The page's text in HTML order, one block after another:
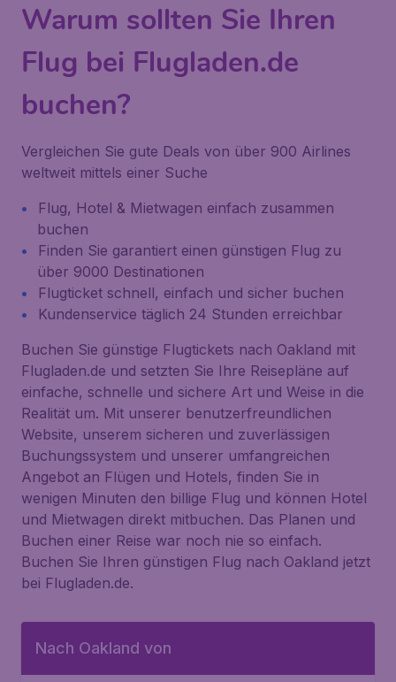
Warum sollten Sie Ihren
Flug bei Flugladen.de
buchen?
Vergleichen Sie gute Deals von über 900 Airlines
weltweit mittels einer Suche
Flug, Hotel & Mietwagen einfach zusammen
buchen
Finden Sie garantiert einen günstigen Flug zu
über 9000 Destinationen
Flugticket schnell, einfach und sicher buchen
Kundenservice täglich 24 Stunden erreichbar
Buchen Sie günstige Flugtickets nach Oakland mit
Flugladen.de und setzten Sie Ihre Reisepläne auf
einfache, schnelle und sichere Art und Weise in die
Realität um. Mit unserer benutzerfreundlichen
Website, unserem sicheren und zuverlässigen
Buchungssystem und unserer umfangreichen
Angebot an Flügen und Hotels, finden Sie in
wenigen Minuten den billige Flug und können Hotel
und Mietwagen direkt mitbuchen. Das Planen und
Buchen einer Reise war noch nie so einfach.
Buchen Sie Ihren günstigen Flug nach Oakland jetzt
bei Flugladen.de.
Nach Oakland von